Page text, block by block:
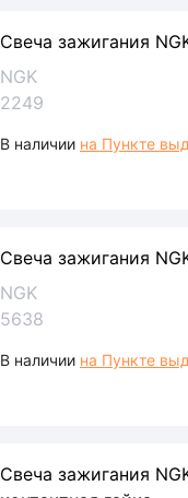
Свеча зажигания
NGK
2249
В наличии на Пункте
Свеча зажигания
NGK
5638
В наличии на Пункте
Свеча зажигания